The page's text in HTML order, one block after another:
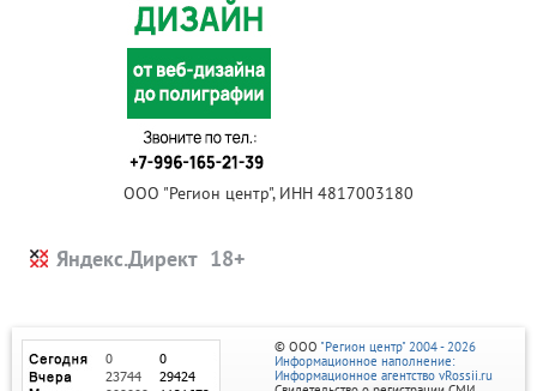
ООО "Регион центр", ИНН 4817003180
Яндекс.Директ
© ООО "Регион центр" 2004 - 2026
Информационное наполнение:
Информационное агентство vRossii.ru